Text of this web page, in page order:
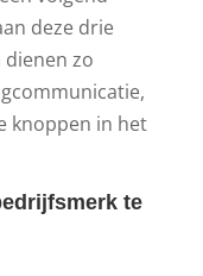
deze drie
zo
knoppen in het
te